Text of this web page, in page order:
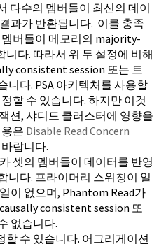
다수의 멤버들이 최신의 데이
과가 반환됩니다. 이를 충족
버들이 메모리의 majority-
다. 따라서 위 두 설정에 비해
consistent session 또는 트
니다. PSA 아키텍처를 사용할
할 수 있습니다. 하지만 이것
션, 샤디드 클러스터에 영향을
은 Disable Read Concern
랍니다.
셋의 멤버들이 데이터를 반영
니다. 프라이머리 스위칭이 일
이 없으며, Phantom Read가
consistent session 또
없습니다.
수 있습니다. 어그리게이션